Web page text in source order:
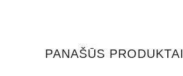
PANAŠŪS PRODUKTAI